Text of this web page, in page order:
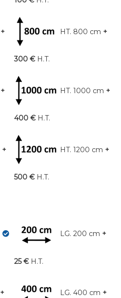
+ HT. 800 cm +
300 € H.T.
+ HT. 1000 cm +
400 € H.T.
+ HT. 1200 cm +
500 € H.T.
LG. 200 cm +
25 € H.T.
+ LG. 400 cm +